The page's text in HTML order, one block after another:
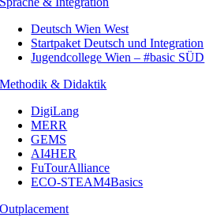
Deutsch Wien West
Startpaket Deutsch und Integration
Jugendcollege Wien – #basic SÜD
Methodik & Didaktik
DigiLang
MERR
GEMS
AI4HER
FuTourAlliance
ECO-STEAM4Basics
Outplacement